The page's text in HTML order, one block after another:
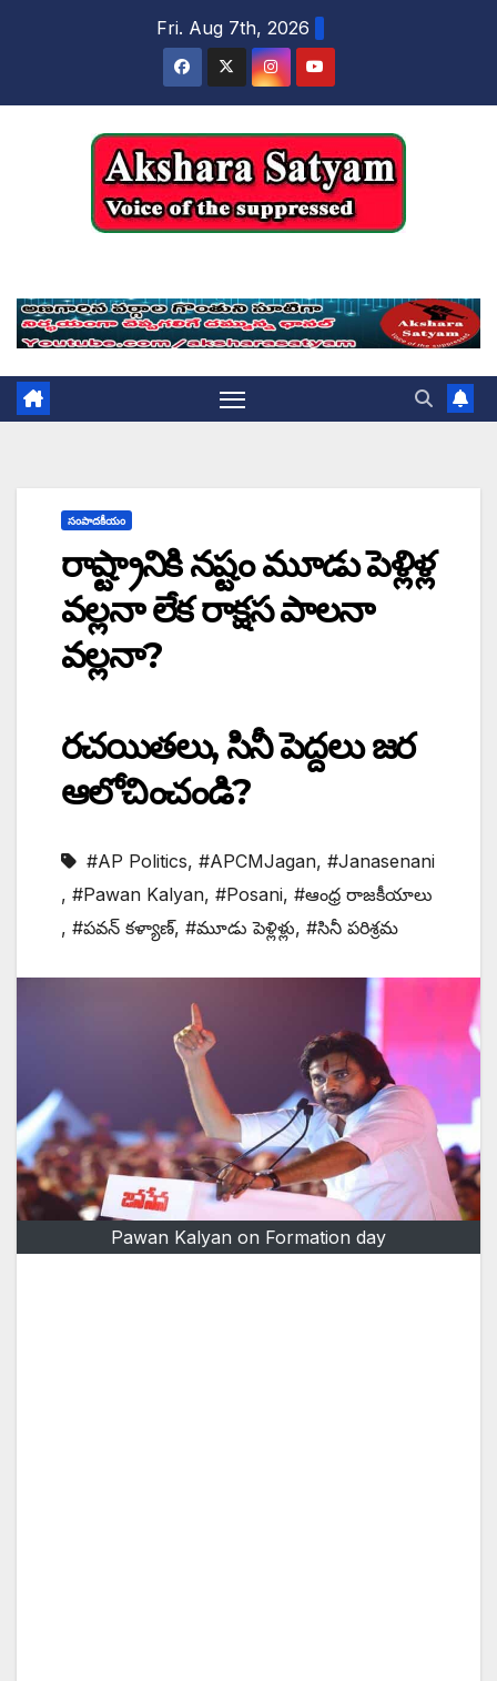
Fri. Aug 7th, 2026
సంపాదకీయం
రాష్ట్రానికి నష్టం మూడు పెళ్లిళ్ల
వల్లనా లేక రాక్షస పాలనా
వల్లనా?
రచయితలు, సినీ పెద్దలు జర
ఆలోచించండి?
#AP Politics, #APCMJagan, #Janasenani
, #Pawan Kalyan, #Posani, #ఆంధ్ర రాజకీయాలు
, #పవన్ కళ్యాణ్, #మూడు పెళ్లిళ్లు, #సినీ పరిశ్రమ
Pawan Kalyan on Formation day